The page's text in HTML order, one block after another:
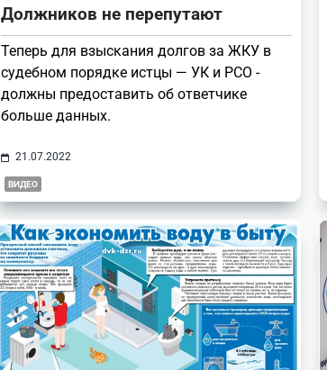
Должников не перепутают
Теперь для взыскания долгов за ЖКУ в
судебном порядке истцы — УК и РСО -
должны предоставить об ответчике
больше данных.
21.07.2022
ВИДЕО